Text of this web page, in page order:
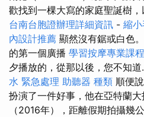
歡找到一棵大寫的家庭聖誕樹
台南台胞證辦理詳細資訊 - 縮
內設計推薦 顯然沒有鋸或白色。
的第一個廣播 學習按摩專業課程
夕播放的，從那以後，您不知道
水 緊急處理 助聽器 種類 順便
扮演了一件好事，他在亞特蘭
（2016年），距離假期拍攝幾